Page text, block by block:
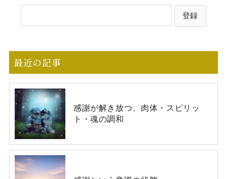
最近の記事
感謝が解き放つ、肉体・スピリッ
ト・魂の調和